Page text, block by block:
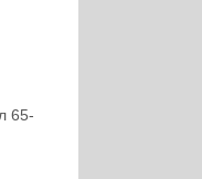
65-